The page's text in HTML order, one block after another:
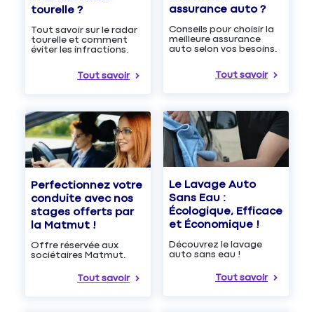
tourelle ?
Tout savoir sur le radar
tourelle et comment
éviter les infractions.
Tout savoir
assurance auto ?
Conseils pour choisir la
meilleure assurance
auto selon vos besoins.
Tout savoir
Perfectionnez votre
conduite avec nos
stages offerts par
la Matmut !
Offre réservée aux
sociétaires Matmut.
Tout savoir
Le Lavage Auto
Sans Eau :
Écologique, Efficace
et Économique !
Découvrez le lavage
auto sans eau !
Tout savoir